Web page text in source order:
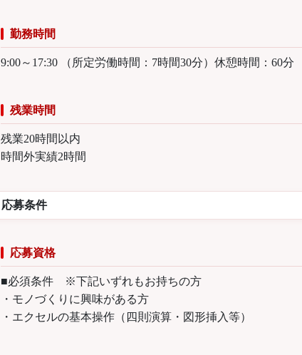
勤務時間
9:00～17:30 （所定労働時間：7時間30分）休憩時間：60分
残業時間
残業20時間以内
時間外実績2時間
応募条件
応募資格
■必須条件 ※下記いずれもお持ちの方
・モノづくりに興味がある方
・エクセルの基本操作（四則演算・図形挿入等）